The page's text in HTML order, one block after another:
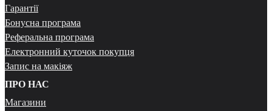
Гарантії
Бонусна програма
Реферальна програма
Електронний куточок покупця
Запис на макіяж
ПРО НАС
Магазини